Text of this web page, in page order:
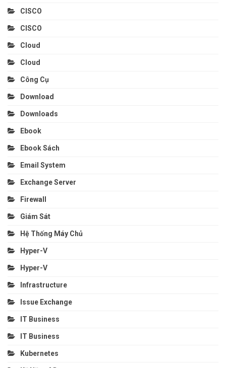
CISCO
CISCO
Cloud
Cloud
Công Cụ
Download
Downloads
Ebook
Ebook Sách
Email System
Exchange Server
Firewall
Giám Sát
Hệ Thống Máy Chủ
Hyper-V
Hyper-V
Infrastructure
Issue Exchange
IT Business
IT Business
Kubernetes